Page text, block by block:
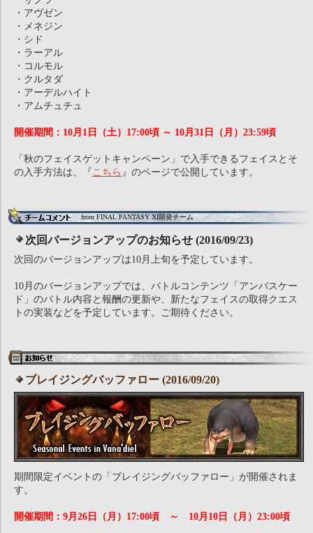
・アヴゼン
・メネジン
・シド
・ラーアル
・コルモル
・クルタダ
・アーデルハイト
・アムチュチュ
開催期間：10月1日（土）17:00頃 ～ 10月31日（月）23:59頃
「秋のフェイスゲットキャンペーン」で入手できるフェイスとそ
の入手方法は、『 こちら 』のページで公開しています。
from FINAL FANTASY XI開発チーム
次回バージョンアップのお知らせ (2016/09/23)
次回のバージョンアップは10月上旬を予定しています。
10月のバージョンアップでは、バトルコンテンツ「アンバスケー
ド」のバトル内容と報酬の更新や、新たなフェイスの取得クエス
トの実装などを予定しています。ご期待ください。
ブレイジングバッファロー (2016/09/20)
期間限定イベントの「ブレイジングバッファロー」が開催されま
す。
開催期間：9月26日（月）17:00頃 ～ 10月10日（月）23:00頃